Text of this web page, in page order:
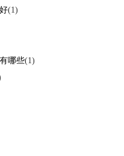
(1)
哪些(1)